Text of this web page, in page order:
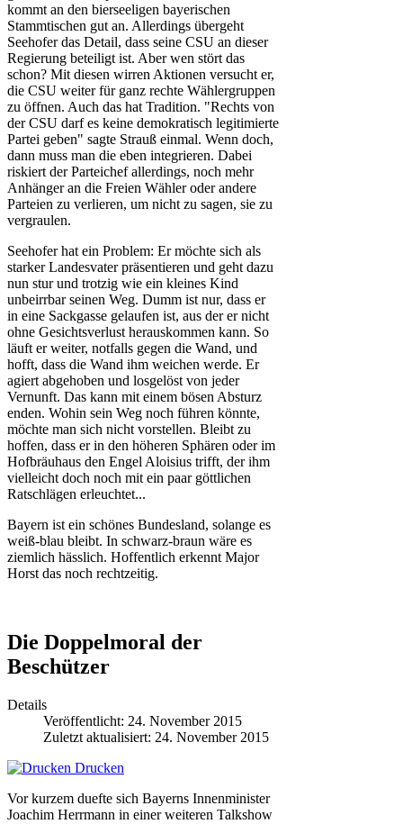
kommt an den bierseeligen bayerischen
Stammtischen gut an. Allerdings übergeht
Seehofer das Detail, dass seine CSU an dieser
Regierung beteiligt ist. Aber wen stört das
schon? Mit diesen wirren Aktionen versucht er,
die CSU weiter für ganz rechte Wählergruppen
zu öffnen. Auch das hat Tradition. "Rechts von
der CSU darf es keine demokratisch legitimierte
Partei geben" sagte Strauß einmal. Wenn doch,
dann muss man die eben integrieren. Dabei
riskiert der Parteichef allerdings, noch mehr
Anhänger an die Freien Wähler oder andere
Parteien zu verlieren, um nicht zu sagen, sie zu
vergraulen.
Seehofer hat ein Problem: Er möchte sich als
starker Landesvater präsentieren und geht dazu
nun stur und trotzig wie ein kleines Kind
unbeirrbar seinen Weg. Dumm ist nur, dass er
in eine Sackgasse gelaufen ist, aus der er nicht
ohne Gesichtsverlust herauskommen kann. So
läuft er weiter, notfalls gegen die Wand, und
hofft, dass die Wand ihm weichen werde. Er
agiert abgehoben und losgelöst von jeder
Vernunft. Das kann mit einem bösen Absturz
enden. Wohin sein Weg noch führen könnte,
möchte man sich nicht vorstellen. Bleibt zu
hoffen, dass er in den höheren Sphären oder im
Hofbräuhaus den Engel Aloisius trifft, der ihm
vielleicht doch noch mit ein paar göttlichen
Ratschlägen erleuchtet...
Bayern ist ein schönes Bundesland, solange es
weiß-blau bleibt. In schwarz-braun wäre es
ziemlich hässlich. Hoffentlich erkennt Major
Horst das noch rechtzeitig.
Die Doppelmoral der
Beschützer
Details
Veröffentlicht: 24. November 2015
Zuletzt aktualisiert: 24. November 2015
Drucken
Vor kurzem duefte sich Bayerns Innenminister
Joachim Herrmann in einer weiteren Talkshow